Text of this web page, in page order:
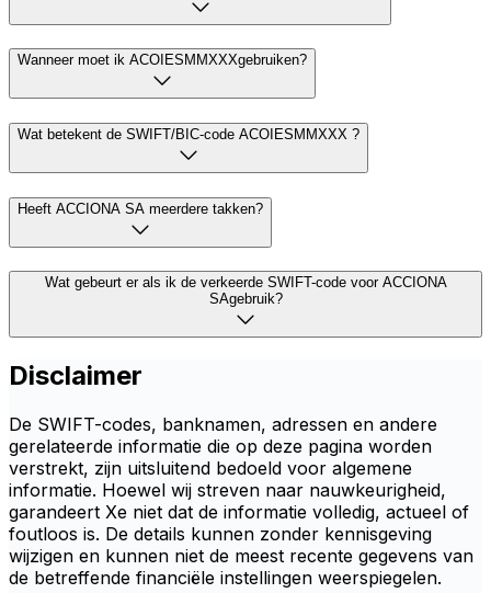
Wanneer moet ik ACOIESMMXXXgebruiken?
Wat betekent de SWIFT/BIC-code ACOIESMMXXX ?
Heeft ACCIONA SA meerdere takken?
Wat gebeurt er als ik de verkeerde SWIFT-code voor ACCIONA
SAgebruik?
Disclaimer
De SWIFT-codes, banknamen, adressen en andere
gerelateerde informatie die op deze pagina worden
verstrekt, zijn uitsluitend bedoeld voor algemene
informatie. Hoewel wij streven naar nauwkeurigheid,
garandeert Xe niet dat de informatie volledig, actueel of
foutloos is. De details kunnen zonder kennisgeving
wijzigen en kunnen niet de meest recente gegevens van
de betreffende financiële instellingen weerspiegelen.